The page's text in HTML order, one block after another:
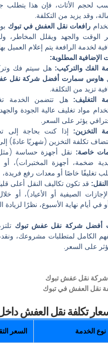
فإن هذا يتطلب جهدًا ووقتًا
التكلفة.
نقل العفش في تبوكبواسطةهاوس
ويقلل المخاطر، ولكنه قد
يتم إعلام العميل بها مسبقًا.
هل سيتم فك وتركيب جميع
أفضل شركة نقل عفش تبوك؟
تتضمن الخدمة تغليف جميع
عالية الجودة والجهد المبذول في
السعر.
كنت بحاجة إلى تخزين العفش
(شهريًا عادةً) إلى إجمالي
أجهزة حساسة (مثل آلات البيانو،
المختبرات)، أو أعمال فنية
أو معدات رفع فريدة، مما يزيد من
تكاليف النقل أعلى قليلاً خلال مواسم
أو الأعياد)، أو خلال ساعات
الأسبوع، نظرًا لزيادة الطلب.
نقل عفش تبوكتلتزم بتقديم
مشروعك، ونقدم شرحًا
تبوك
تبوك
العفش داخل تبوك
السعر التقريبي (ريال